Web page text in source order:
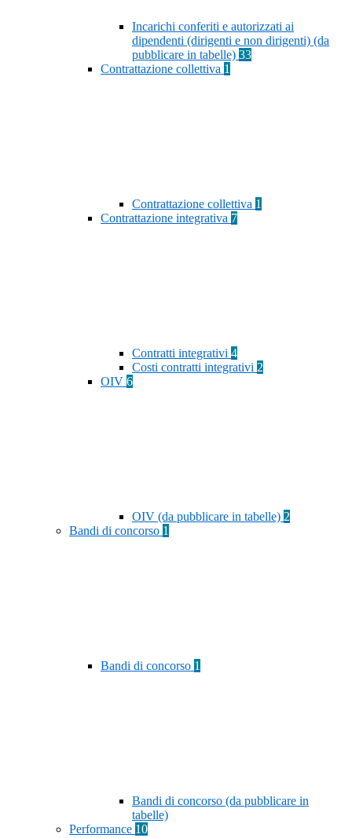
Incarichi conferiti e autorizzati ai
dipendenti (dirigenti e non dirigenti) (da
pubblicare in tabelle) 33
Contrattazione collettiva 1
Contrattazione collettiva 1
Contrattazione integrativa 7
Contratti integrativi 4
Costi contratti integrativi 2
OIV 6
OIV (da pubblicare in tabelle) 2
Bandi di concorso 1
Bandi di concorso 1
Bandi di concorso (da pubblicare in
tabelle)
Performance 10